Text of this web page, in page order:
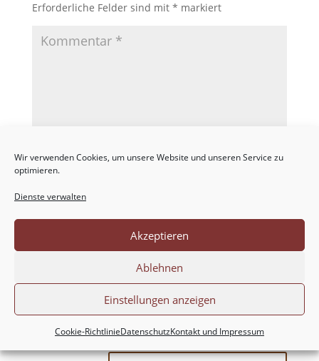
Wir verwenden Cookies, um unsere Website und unseren Service zu
optimieren.
Dienste verwalten
Akzeptieren
Ablehnen
Einstellungen anzeigen
Cookie-RichtlinieDatenschutzKontakt und Impressum
Erforderliche Felder sind mit * markiert
Meinen Namen, meine E-Mail-Adresse und
meine Website in diesem Browser für die nächste
Kommentierung speichern.